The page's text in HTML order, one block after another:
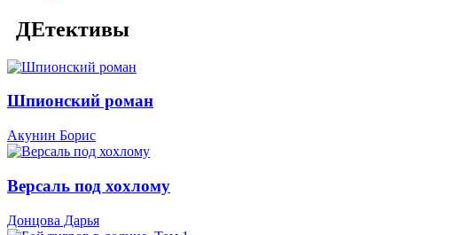
ДЕтективы
Шпионский роман
Акунин Борис
Версаль под хохлому
Донцова Дарья